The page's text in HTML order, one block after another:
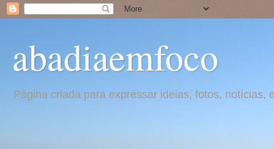
abadiaemfoco
Página criada para expressar ideias, fotos,